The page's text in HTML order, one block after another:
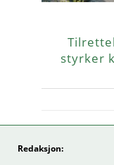
styrker
Redaksjon: